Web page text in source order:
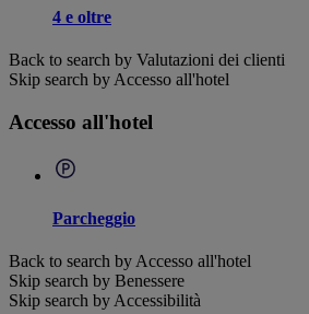
4 e oltre
Back to search by Valutazioni dei clienti
Skip search by Accesso all'hotel
Accesso all'hotel
Parcheggio
Back to search by Accesso all'hotel
Skip search by Benessere
Skip search by Accessibilità